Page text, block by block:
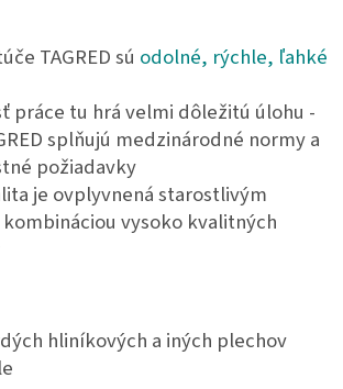
TAGRED sú odolné, rýchle, ľahké
práce tu hrá velmi dôležitú úlohu -
splňujú medzinárodné normy a
požiadavky
je ovplyvnená starostlivým
vysoko kvalitných
hliníkových a iných plechov